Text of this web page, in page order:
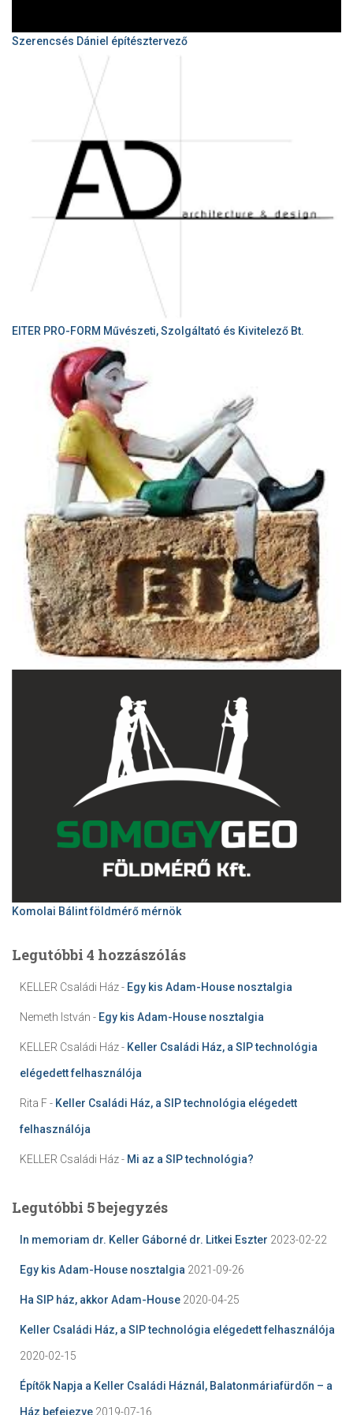
Szerencsés Dániel építésztervező
EITER PRO-FORM Művészeti, Szolgáltató és Kivitelező Bt.
Komolai Bálint földmérő mérnök
Legutóbbi 4 hozzászólás
KELLER Családi Ház- Egy kis Adam-House nosztalgia
Nemeth István - Egy kis Adam-House nosztalgia
KELLER Családi Ház- Keller Családi Ház, a SIP technológia
elégedett felhasználója
Rita F- Keller Családi Ház, a SIP technológia elégedett
felhasználója
KELLER Családi Ház- Mi az a SIP technológia?
Legutóbbi 5 bejegyzés
In memoriam dr. Keller Gáborné dr. Litkei Eszter 2023-02-22
Egy kis Adam-House nosztalgia 2021-09-26
Ha SIP ház, akkor Adam-House 2020-04-25
Keller Családi Ház, a SIP technológia elégedett felhasználója
2020-02-15
Építők Napja a Keller Családi Háznál, Balatonmáriafürdőn – a
Ház befejezve 2019-07-16